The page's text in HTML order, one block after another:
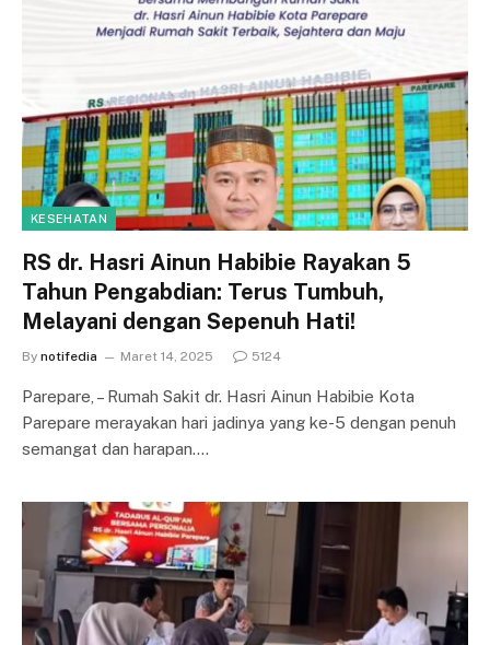
KESEHATAN
RS dr. Hasri Ainun Habibie Rayakan 5
Tahun Pengabdian: Terus Tumbuh,
Melayani dengan Sepenuh Hati!
By notifedia Maret 14, 2025 5124
Parepare, – Rumah Sakit dr. Hasri Ainun Habibie Kota
Parepare merayakan hari jadinya yang ke-5 dengan penuh
semangat dan harapan.…